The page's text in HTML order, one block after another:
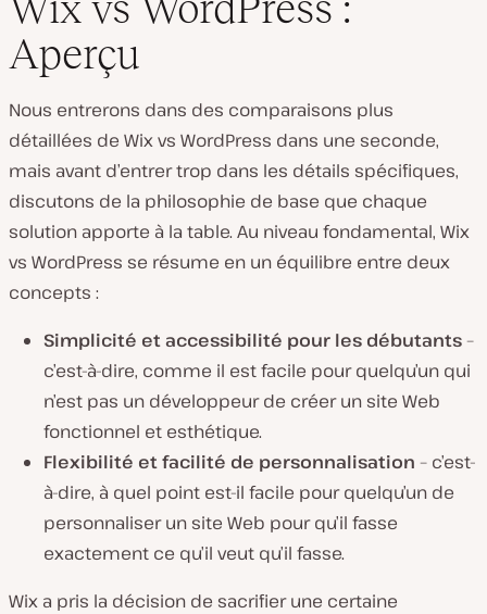
Aperçu
Nous entrerons dans des comparaisons plus
détaillées de Wix vs WordPress dans une seconde,
mais avant d’entrer trop dans les détails spécifiques,
discutons de la philosophie de base que chaque
solution apporte à la table. Au niveau fondamental, Wix
vs WordPress se résume en un équilibre entre deux
concepts :
Simplicité et accessibilité pour les débutants–
c’est-à-dire, comme il est facile pour quelqu’un qui
n’est pas un développeur de créer un site Web
fonctionnel et esthétique.
Flexibilité et facilité de personnalisation – c’est-
à-dire, à quel point est-il facile pour quelqu’un de
personnaliser un site Web pour qu’il fasse
exactement ce qu’il veut qu’il fasse.
Wix a pris la décision de sacrifier une certaine